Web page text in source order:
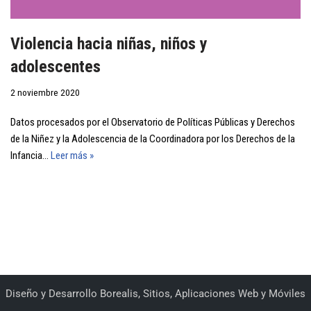
Violencia hacia niñas, niños y
adolescentes
2 noviembre 2020
Datos procesados por el Observatorio de Políticas Públicas y Derechos
de la Niñez y la Adolescencia de la Coordinadora por los Derechos de la
Infancia… Leer más »
Diseño y Desarrollo Borealis, Sitios, Aplicaciones Web y Móviles